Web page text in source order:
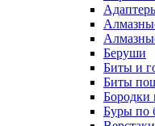
Беруши
Биты и
Биты
Бородки
Буры по